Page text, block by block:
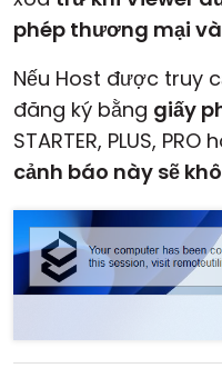
phép thương mại
Nếu Host được truy
đăng ký bằng giấy
STARTER, PLUS, PRO
cảnh báo này sẽ